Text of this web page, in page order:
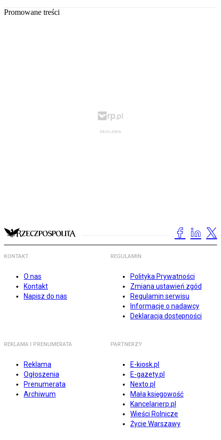
Promowane treści
KONTAKT
O nas
Kontakt
Napisz do nas
REGULAMIN
Polityka Prywatności
Zmiana ustawień zgód
Regulamin serwisu
Informacje o nadawcy
Deklaracja dostępności
REKLAMA I PRENUMERATA
Reklama
Ogłoszenia
Prenumerata
Archiwum
PARTNERZY
E-kiosk.pl
E-gazety.pl
Nexto.pl
Mała księgowość
Kancelarierp.pl
Wieści Rolnicze
Życie Warszawy